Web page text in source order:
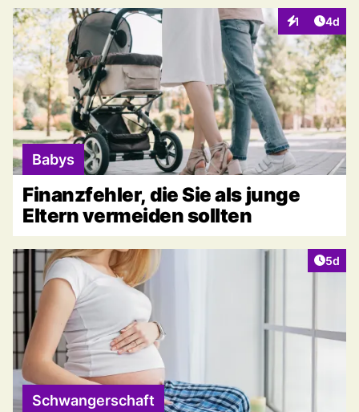
1
Interaktionen
4d
Babys
Finanzfehler, die Sie als junge
Eltern vermeiden sollten
5d
Schwangerschaft